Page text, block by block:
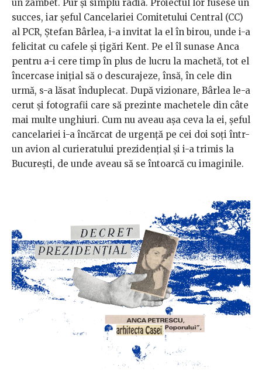
un zâmbet. Pur și simplu radia. Proiectul lor fusese un
succes, iar șeful Cancelariei Comitetului Central (CC)
al PCR, Ștefan Bârlea, i-a invitat la el în birou, unde i-a
felicitat cu cafele și țigări Kent. Pe el îl sunase Anca
pentru a-i cere timp în plus de lucru la machetă, tot el
încercase inițial să o descurajeze, însă, în cele din
urmă, s-a lăsat înduplecat. După vizionare, Bârlea le-a
cerut și fotografii care să prezinte machetele din câte
mai multe unghiuri. Cum nu aveau așa ceva la ei, șeful
cancelariei i-a încărcat de urgență pe cei doi soți într-
un avion al curieratului prezidențial și i-a trimis la
București, de unde aveau să se întoarcă cu imaginile.